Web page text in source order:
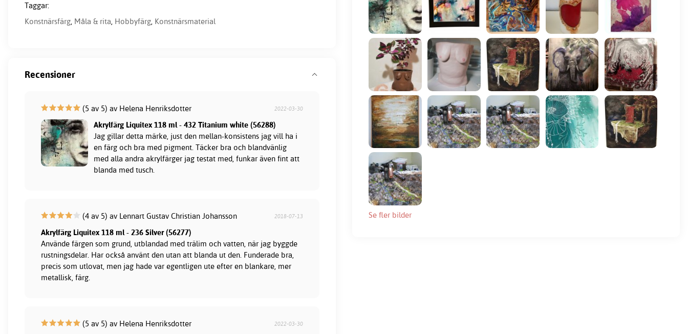
Taggar:
Konstnärsfärg, Måla & rita, Hobbyfärg, Konstnärsmaterial
Se fler bilder
Recensioner
(5 av 5) av Helena Henriksdotter 2022-03-30
Akrylfärg Liquitex 118 ml - 432 Titanium white (56288)
Jag gillar detta märke, just den mellan-konsistens jag vill ha i
en färg och bra med pigment. Täcker bra och blandvänlig
med alla andra akrylfärger jag testat med, funkar även fint att
blanda med tusch.
(4 av 5) av Lennart Gustav Christian Johansson 2018-07-13
Akrylfärg Liquitex 118 ml - 236 Silver (56277)
Använde färgen som grund, utblandad med trälim och vatten, när jag byggde
rustningsdelar. Har också använt den utan att blanda ut den. Funderade bra,
precis som utlovat, men jag hade var egentligen ute efter en blankare, mer
metallisk, färg.
(5 av 5) av Helena Henriksdotter 2022-03-30